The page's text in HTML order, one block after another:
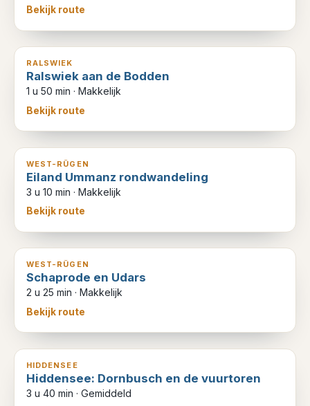
Bekijk route
6km
RALSWIEK
Ralswiek aan de Bodden
1 u 50 min · Makkelijk
Bekijk route
11km
WEST-RÜGEN
Eiland Ummanz rondwandeling
3 u 10 min · Makkelijk
Bekijk route
8km
WEST-RÜGEN
Schaprode en Udars
2 u 25 min · Makkelijk
Bekijk route
12km
HIDDENSEE
Hiddensee: Dornbusch en de vuurtoren
3 u 40 min · Gemiddeld